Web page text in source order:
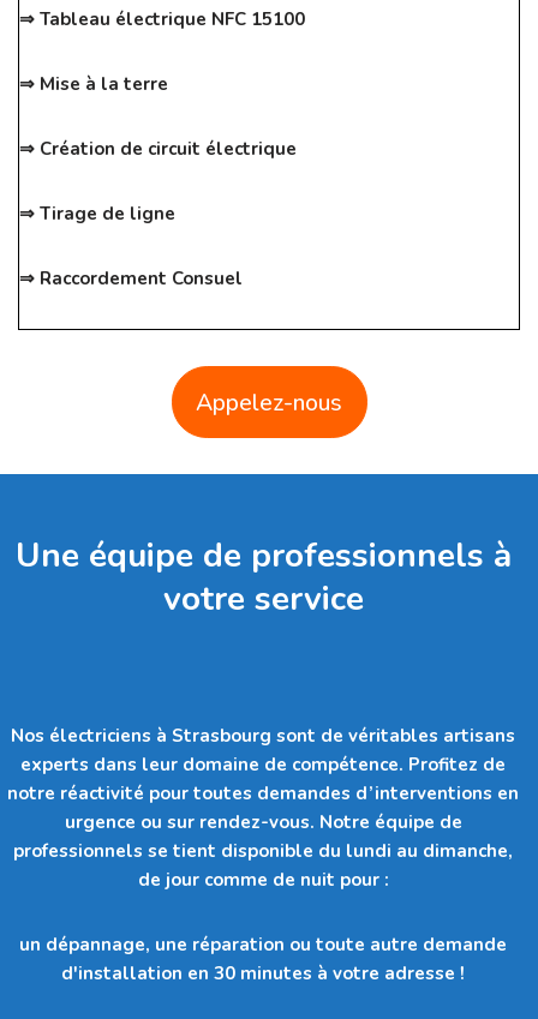
⇒ Tableau électrique NFC 15100
⇒ Mise à la terre
⇒ Création de circuit électrique
⇒ Tirage de ligne
⇒ Raccordement Consuel
Appelez-nous
Une équipe de professionnels à
votre service
Nos électriciens à Strasbourg sont de véritables artisans
experts dans leur domaine de compétence. Profitez de
notre réactivité pour toutes demandes d’interventions en
urgence ou sur rendez-vous. Notre équipe de
professionnels se tient disponible du lundi au dimanche,
de jour comme de nuit pour :
un dépannage, une réparation ou toute autre demande
d'installation en 30 minutes à votre adresse !